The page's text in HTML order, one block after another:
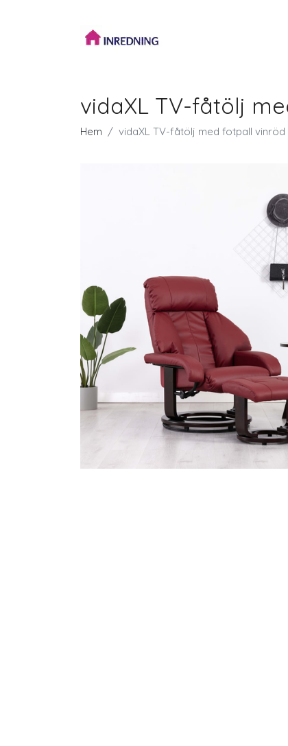
vidaXL TV-fåtölj
Hem vidaXL TV-fåtölj med fotpall